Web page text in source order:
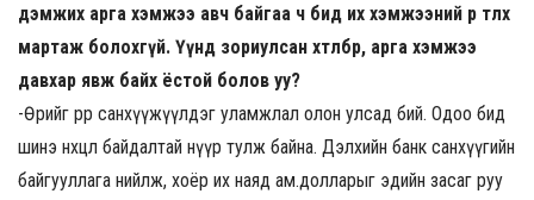
дэмжих арга хэмжээ авч байгаа ч бид их хэмжээний өр төлөхөө
мартаж болохгүй. Үүнд зориулсан хөтөлбөр, арга хэмжээ
давхар явж байх ёстой болов уу?
-Өрийг өрөөр санхүүжүүлдэг уламжлал олон улсад бий. Одоо бид
шинэ нөхцөл байдалтай нүүр тулж байна. Дэлхийн банк санхүүгийн
байгууллага нийлж, хоёр их наяд ам.долларыг эдийн засаг руу